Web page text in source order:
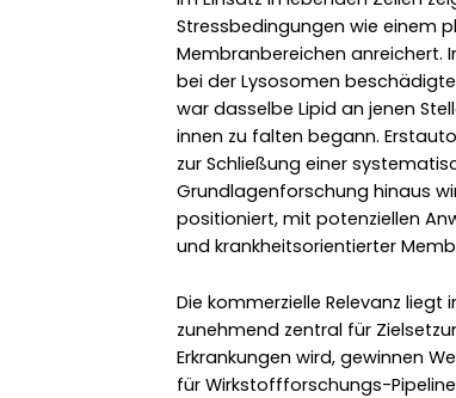
Stressbedingungen wie einem
Membranbereichen anreichert.
bei der Lysosomen
war dasselbe Lipid an jenen
innen zu falten begann.
zur Schließung einer
Grundlagenforschung hinaus
positioniert, mit potenziellen
und krankheitsorientierter
Die kommerzielle Relevanz
zunehmend zentral für
Erkrankungen wird, gewinnen
für Wirkstoffforschungs-